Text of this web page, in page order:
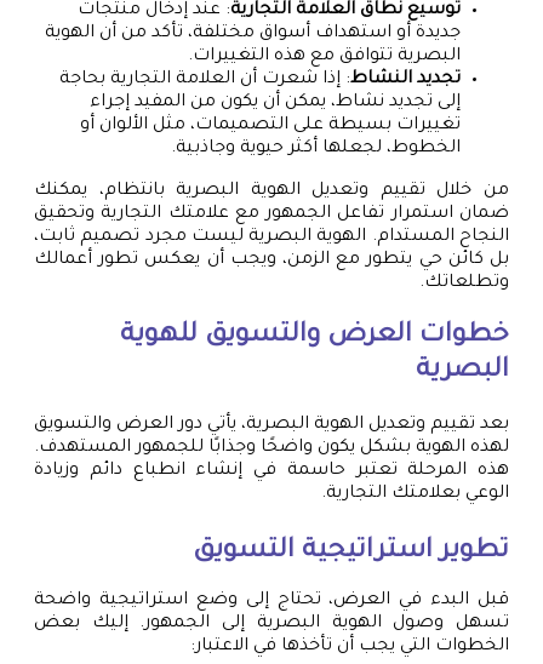
توسيع نطاق العلامة التجارية: عند إدخال منتجات
جديدة أو استهداف أسواق مختلفة، تأكد من أن الهوية
البصرية تتوافق مع هذه التغييرات.
تجديد النشاط: إذا شعرت أن العلامة التجارية بحاجة
إلى تجديد نشاط، يمكن أن يكون من المفيد إجراء
تغييرات بسيطة على التصميمات، مثل الألوان أو
الخطوط، لجعلها أكثر حيوية وجاذبية.
من خلال تقييم وتعديل الهوية البصرية بانتظام، يمكنك
ضمان استمرار تفاعل الجمهور مع علامتك التجارية وتحقيق
النجاح المستدام. الهوية البصرية ليست مجرد تصميم ثابت،
بل كائن حي يتطور مع الزمن، ويجب أن يعكس تطور أعمالك
وتطلعاتك.
خطوات العرض والتسويق للهوية
البصرية
بعد تقييم وتعديل الهوية البصرية، يأتي دور العرض والتسويق
لهذه الهوية بشكل يكون واضحًا وجذابًا للجمهور المستهدف.
هذه المرحلة تعتبر حاسمة في إنشاء انطباع دائم وزيادة
الوعي بعلامتك التجارية.
تطوير استراتيجية التسويق
قبل البدء في العرض، تحتاج إلى وضع استراتيجية واضحة
تسهل وصول الهوية البصرية إلى الجمهور. إليك بعض
الخطوات التي يجب أن تأخذها في الاعتبار: